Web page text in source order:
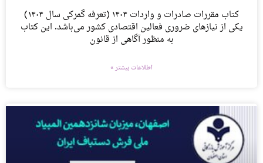
کتاب مقررات صادرات و واردات ۱۴۰۴ (تعرفه‌ گمرکی سال ۱۴۰۴)
یکی از نیازهای ضروری فعالین اقتصادی کشور می‌باشد. این کتاب
به منظور آگاهی از قانون
اطلاعات بیشتر »